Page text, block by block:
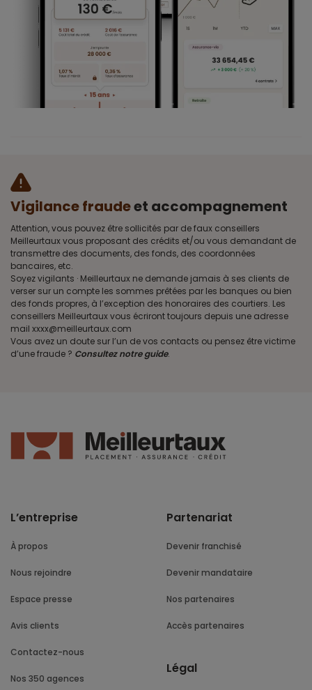
Vigilance fraudeet accompagnement
Attention, vous pouvez être sollicités par de faux conseillers
Meilleurtaux vous proposant des crédits et/ou vous demandant de
transmettre des documents, des fonds, des coordonnées
bancaires, etc.
Soyez vigilants · Meilleurtaux ne demande jamais à ses clients de
verser sur un compte les sommes prêtées par les banques ou bien
des fonds propres, à l’exception des honoraires des courtiers. Les
conseillers Meilleurtaux vous écriront toujours depuis une adresse
mail xxxx@meilleurtaux.com
Vous avez un doute sur l’un de vos contacts ou pensez être victime
d’une fraude ? Consultez notre guide.
L’entreprise
À propos
Nous rejoindre
Espace presse
Avis clients
Contactez-nous
Nos 350 agences
Partenariat
Devenir franchisé
Devenir mandataire
Nos partenaires
Accès partenaires
Légal